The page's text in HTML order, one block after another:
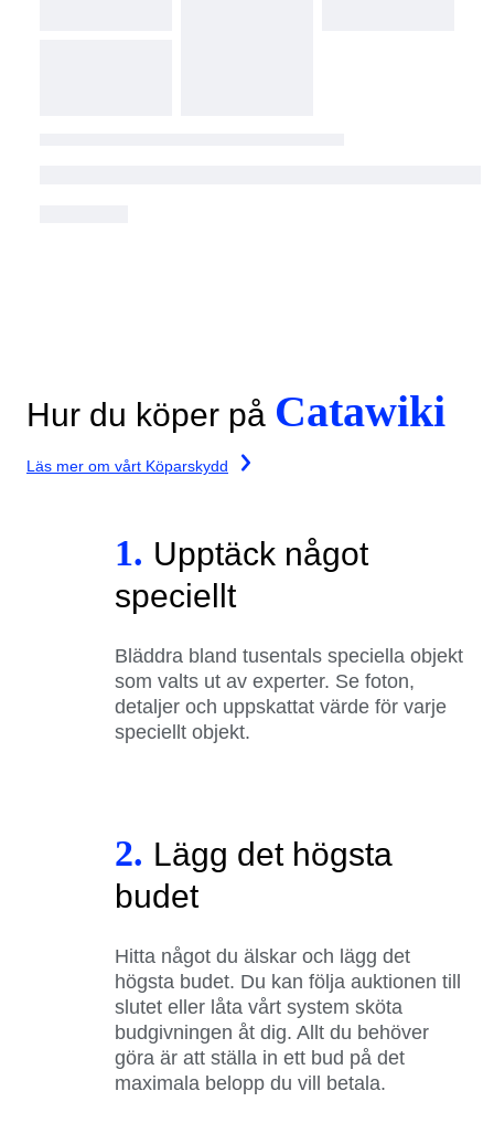
Hur du köper på Catawiki
Läs mer om vårt Köparskydd
1. Upptäck något
speciellt
Bläddra bland tusentals speciella objekt
som valts ut av experter. Se foton,
detaljer och uppskattat värde för varje
speciellt objekt.
2. Lägg det högsta
budet
Hitta något du älskar och lägg det
högsta budet. Du kan följa auktionen till
slutet eller låta vårt system sköta
budgivningen åt dig. Allt du behöver
göra är att ställa in ett bud på det
maximala belopp du vill betala.